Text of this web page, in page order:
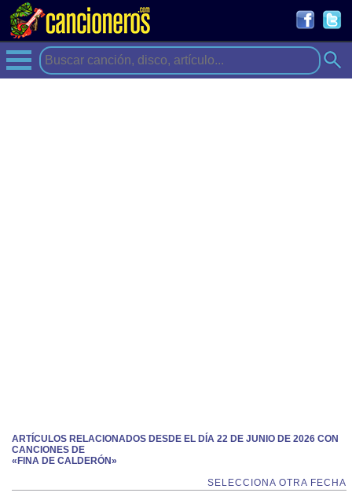
ARTÍCULOS RELACIONADOS DESDE EL DÍA 22 DE JUNIO DE 2026 CON
CANCIONES DE
«FINA DE CALDERÓN»
SELECCIONA OTRA FECHA